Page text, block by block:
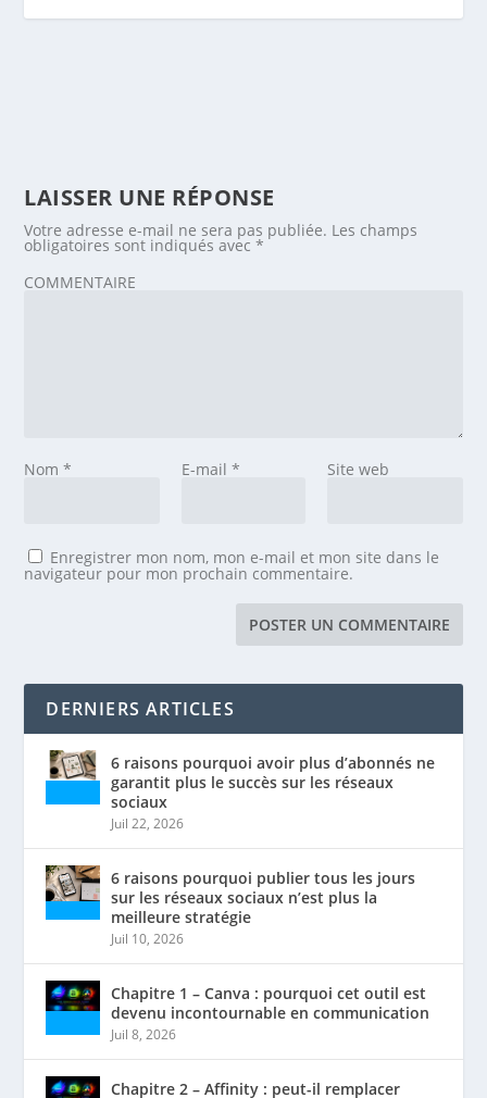
LAISSER UNE RÉPONSE
Votre adresse e-mail ne sera pas publiée. Les champs
obligatoires sont indiqués avec*
COMMENTAIRE
Nom* E-mail * Site web
Enregistrer mon nom, mon e-mail et mon site dans le
navigateur pour mon prochain commentaire.
DERNIERS ARTICLES
6 raisons pourquoi avoir plus d’abonnés ne
garantit plus le succès sur les réseaux
sociaux
Juil 22, 2026
6 raisons pourquoi publier tous les jours
sur les réseaux sociaux n’est plus la
meilleure stratégie
Juil 10, 2026
Chapitre 1 – Canva : pourquoi cet outil est
devenu incontournable en communication
Juil 8, 2026
Chapitre 2 – Affinity : peut-il remplacer